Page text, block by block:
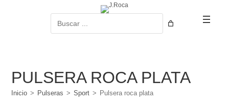
PULSERA ROCA PLATA
Inicio > Pulseras > Sport > Pulsera roca plata